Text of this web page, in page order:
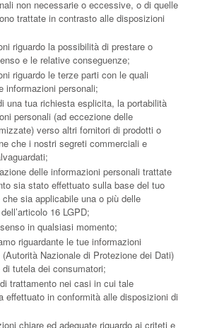
non necessarie o eccessive, o di quelle
trattate in contrasto alle disposizioni
riguardo la possibilità di prestare o
e le relative conseguenze;
riguardo le terze parti con le quali
informazioni personali;
una tua richiesta esplicita, la portabilità
personali (ad eccezione delle
verso altri fornitori di prodotti o
che i nostri segreti commerciali e
delle informazioni personali trattate
sia stato effettuato sulla base del tuo
sia applicabile una o più delle
16 LGPD;
in qualsiasi momento;
riguardante le tue informazioni
(Autorità Nazionale di Protezione dei Dati)
tutela dei consumatori;
trattamento nei casi in cui tale
effettuato in conformità alle disposizioni di
chiare ed adeguate riguardo ai criteti e